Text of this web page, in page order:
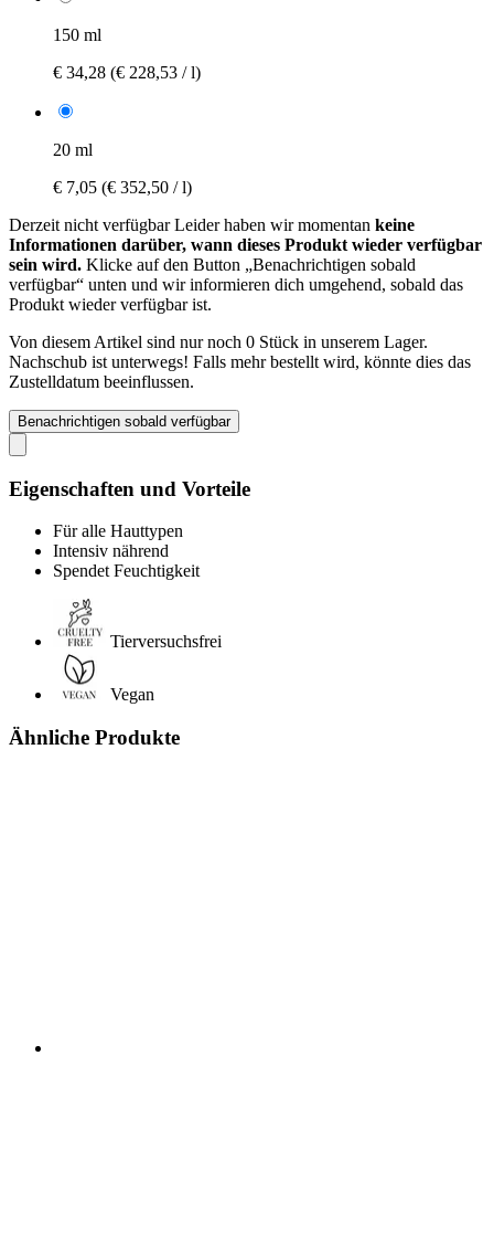
150 ml
€ 34,28 (€ 228,53 / l)
20 ml
€ 7,05 (€ 352,50 / l)
Derzeit nicht verfügbarLeider haben wir momentan keine
Informationen darüber, wann dieses Produkt wieder verfügbar
sein wird. Klicke auf den Button „Benachrichtigen sobald
verfügbar“ unten und wir informieren dich umgehend, sobald das
Produkt wieder verfügbar ist.
Von diesem Artikel sind nur noch 0 Stück in unserem Lager.
Nachschub ist unterwegs! Falls mehr bestellt wird, könnte dies das
Zustelldatum beeinflussen.
Benachrichtigen sobald verfügbar
Eigenschaften und Vorteile
Für alle Hauttypen
Intensiv nährend
Spendet Feuchtigkeit
Tierversuchsfrei
Vegan
Ähnliche Produkte